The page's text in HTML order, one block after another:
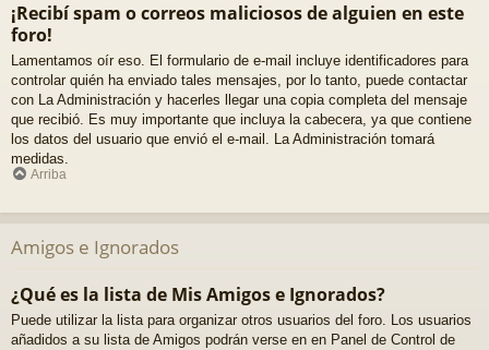
¡Recibí spam o correos maliciosos de alguien en este
foro!
Lamentamos oír eso. El formulario de e-mail incluye identificadores para
controlar quién ha enviado tales mensajes, por lo tanto, puede contactar
con La Administración y hacerles llegar una copia completa del mensaje
que recibió. Es muy importante que incluya la cabecera, ya que contiene
los datos del usuario que envió el e-mail. La Administración tomará
medidas.
Arriba
Amigos e Ignorados
¿Qué es la lista de Mis Amigos e Ignorados?
Puede utilizar la lista para organizar otros usuarios del foro. Los usuarios
añadidos a su lista de Amigos podrán verse en en Panel de Control de